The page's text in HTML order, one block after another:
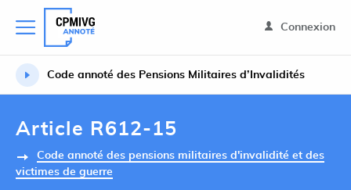
Connexion
Code annoté des Pensions Militaires d’Invalidités
Article R612-15
Code annoté des pensions militaires d'invalidité et des
victimes de guerre